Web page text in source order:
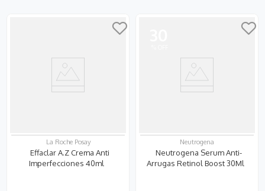
La Roche Posay
Effaclar A.Z Crema Anti
Imperfecciones 40ml
Neutrogena
Neutrogena Serum Anti-
Arrugas Retinol Boost 30Ml